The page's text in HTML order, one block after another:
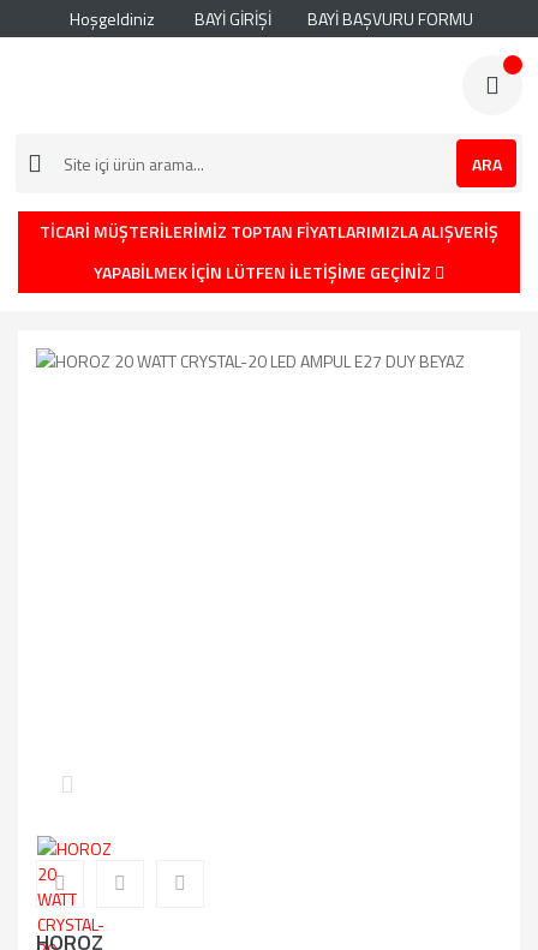
Hoşgeldiniz BAYİ GİRİŞİ BAYİ BAŞVURU FORMU
ARA
TİCARİ MÜŞTERİLERİMİZ TOPTAN FİYATLARIMIZLA ALIŞVERİŞ
YAPABİLMEK İÇİN LÜTFEN İLETİŞİME GEÇİNİZ
HOROZ